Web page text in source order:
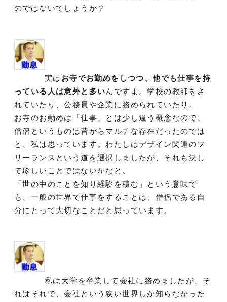
のではないでしょうか？
実は お寺でお勤めをしつつ、他でも仕事を持
っている人は意外と多いんですよ。学校の教師をさ
れていたり、公務員や企業に務められていたり。
お寺のお勤めは「仕事」とは少し違う概念なので、
僧侶というものは昔からマルチな存在だったのでは
と、私は思っています。わたしはデザイン関連のフ
リーランスという道を選択しましたが、それも決し
て珍しいことではないかなと。
「世の中のことを知り経験を積む」という意味で
も、一般の世界で仕事をすることは、僧侶である自
分にとって大切なことだと思っています。
私は大学を卒業して会社に務めましたが、そ
れはそれで、会社という狭い世界しか知らなかった